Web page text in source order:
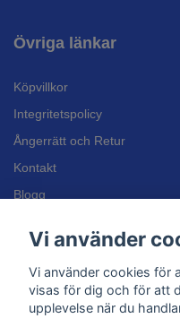
Övriga länkar
Köpvillkor
Integritetspolicy
Ångerrätt och Retur
Kontakt
Blogg
Inläggssulor
Kundtjänst
Vi använder
Vi använder cookies för
visas för dig och för att
upplevelse när du